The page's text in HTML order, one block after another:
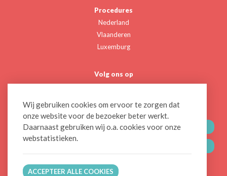
Wij gebruiken cookies om ervoor te zorgen dat
onze website voor de bezoeker beter werkt.
Daarnaast gebruiken wij o.a. cookies voor onze
webstatistieken.
ACCEPTEER ALLE COOKIES
Procedures
Nederland
Vlaanderen
Luxemburg
Volg ons op
Twitter
CONTACTEER ONS